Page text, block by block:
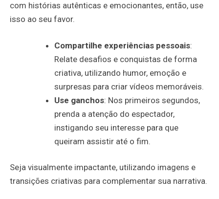
com histórias autênticas e emocionantes, então, use
isso ao seu favor.
Compartilhe experiências pessoais:
Relate desafios e conquistas de forma
criativa, utilizando humor, emoção e
surpresas para criar vídeos memoráveis.
Use ganchos: Nos primeiros segundos,
prenda a atenção do espectador,
instigando seu interesse para que
queiram assistir até o fim.
Seja visualmente impactante, utilizando imagens e
transições criativas para complementar sua narrativa.